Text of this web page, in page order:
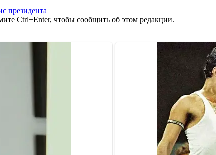
президента
Ctrl+Enter, чтобы сообщить об этом редакции.